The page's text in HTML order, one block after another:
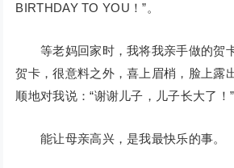
BIRTHDAY TO YOU！”。
等老妈回家时，我将我亲手做的贺
贺卡，很意料之外，喜上眉梢，脸上露
顺地对我说：“谢谢儿子，儿子长大了！”
能让母亲高兴，是我最快乐的事。